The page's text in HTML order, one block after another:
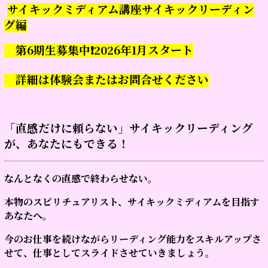
サイキックミディアム講座サイキックリーディン
グ編
第6期生募集中❗2026年1月スタート
詳細は体験会またはお問合せください
「直感だけに頼らない」サイキックリーディング
が、あなたにもできる！
なんとなくの直感で終わらせない。
本物のスピリチュアリスト、サイキックミディアムを目指す
あなたへ。
今のお仕事を続けながらリーディング能力をスキルアップさ
せて、仕事としてスライドさせていきましょう。